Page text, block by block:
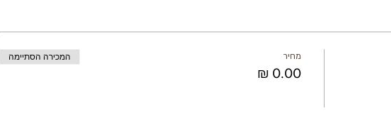
מחיר המכירה הסתיימה